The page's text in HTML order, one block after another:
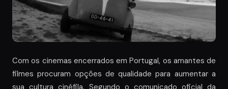
Com os cinemas encerrados em Portugal, os amantes de
filmes procuram opções de qualidade para aumentar a